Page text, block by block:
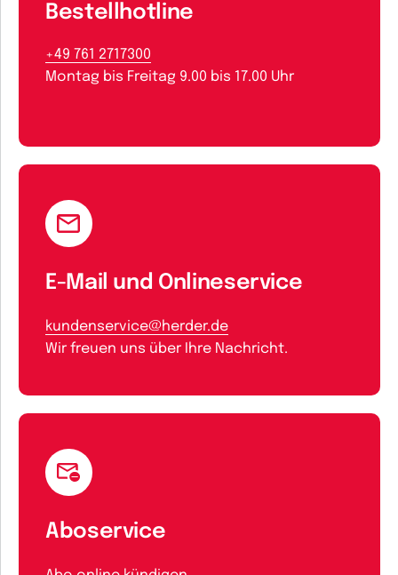
Bestellhotline
+49 761 2717300
Montag bis Freitag 9.00 bis 17.00 Uhr
E-Mail und Onlineservice
kundenservice@herder.de
Wir freuen uns über Ihre Nachricht.
Aboservice